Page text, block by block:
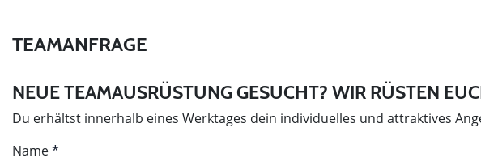
TEAMANFRAGE
NEUE TEAMAUSRÜSTUNG GESUCHT? WIR RÜSTEN
Du erhältst innerhalb eines Werktages dein individuelles und attraktives
Name